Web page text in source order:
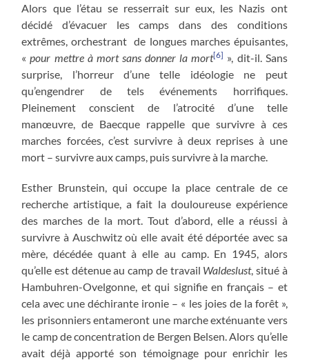
Alors que l’étau se resserrait sur eux, les Nazis ont
décidé d’évacuer les camps dans des conditions
extrêmes, orchestrant de longues marches épuisantes,
«pour mettre à mort sans donner la mort[6] », dit-il. Sans
surprise, l’horreur d’une telle idéologie ne peut
qu’engendrer de tels événements horrifiques.
Pleinement conscient de l’atrocité d’une telle
manœuvre, de Baecque rappelle que survivre à ces
marches forcées, c’est survivre à deux reprises à une
mort – survivre aux camps, puis survivre à la marche.
Esther Brunstein, qui occupe la place centrale de ce
recherche artistique, a fait la douloureuse expérience
des marches de la mort. Tout d’abord, elle a réussi à
survivre à Auschwitz où elle avait été déportée avec sa
mère, décédée quant à elle au camp. En 1945, alors
qu’elle est détenue au camp de travail Waldeslust, situé à
Hambuhren-Ovelgonne, et qui signifie en français – et
cela avec une déchirante ironie – « les joies de la forêt »,
les prisonniers entameront une marche exténuante vers
le camp de concentration de Bergen Belsen. Alors qu’elle
avait déjà apporté son témoignage pour enrichir les